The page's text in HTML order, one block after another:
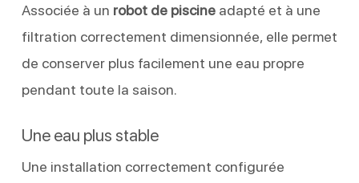
Associée à un robot de piscineadapté et à une
filtration correctement dimensionnée, elle permet
de conserver plus facilement une eau propre
pendant toute la saison.
Une eau plus stable
Une installation correctement configurée